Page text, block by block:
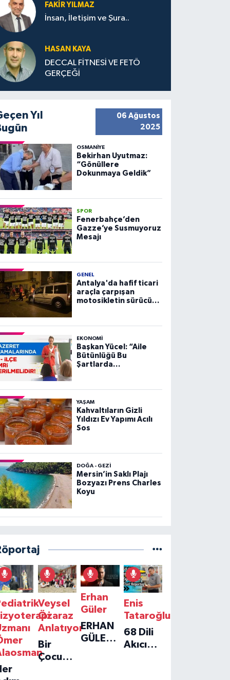
FAKIR YILMAZ
İnsan, İletişim ve Şura..
HASAN KAYA
DECCAL FİTNESİ VE FETÖ
GERÇEĞİ
Yıl
06 Ağustos
2025
OSMANIYE
Bekirhan Uyutmaz:
“Gönüllere
Dokunmaya Geldik”
SPOR
Fenerbahçe’den
Gazze’ye Susmuyoruz
Mesajı
GENEL
Antalya'da hafif ticari
araçla çarpışan
motosikletin sürücüsü
EKONOMI
Başkan Yücel: “Aile
Bütünlüğü Bu
Şartlarda
YAŞAM
Kahvaltıların Gizli
Yıldızı Ev Yapımı Acılı
Sos
DOĞA - GEZI
Mersin’in Saklı Plajı
Bozyazı Prens Charles
Koyu
Veysel
Özaraz
Anlatıyor
Bir
Çocuğun
Erhan
Güler
ERHAN
GÜLER'IN
Enis
Tataroğlu
68 Dili
Akıcı